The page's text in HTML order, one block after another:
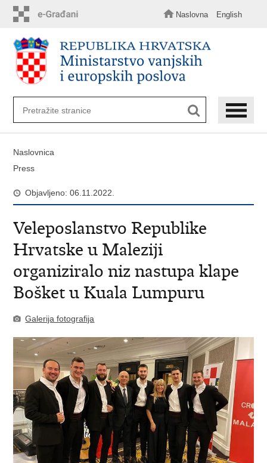
sadržaj
Naslovna English
Naslovnica
Press
Objavljeno: 06.11.2022.
Veleposlanstvo Republike
Hrvatske u Maleziji
organiziralo niz nastupa klape
Bošket u Kuala Lumpuru
Galerija fotografija